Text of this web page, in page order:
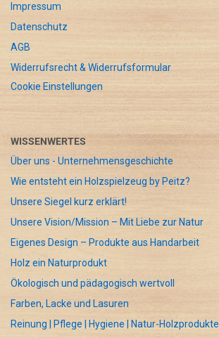
Impressum
Datenschutz
AGB
Widerrufsrecht & Widerrufsformular
Cookie Einstellungen
WISSENWERTES
Über uns - Unternehmensgeschichte
Wie entsteht ein Holzspielzeug by Peitz?
Unsere Siegel kurz erklärt!
Unsere Vision/Mission – Mit Liebe zur Natur
Eigenes Design – Produkte aus Handarbeit
Holz ein Naturprodukt
Ökologisch und pädagogisch wertvoll
Farben, Lacke und Lasuren
Reinung | Pflege | Hygiene | Natur-Holzprodukte